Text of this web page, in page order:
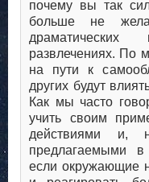
почему вы так
больше не
развлечениях. По
на пути к
других будут
Как мы часто
учить своим
действиями и,
предлагаемыми
если окружающие